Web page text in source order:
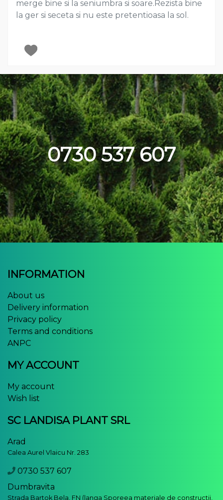
merge bine si la seniumbra si soare.Rezista bine
la ger si seceta si nu este pretentioasa la sol.
0730 537 607
INFORMATION
About us
Delivery information
Privacy policy
Terms and conditions
ANPC
MY ACCOUNT
My account
Wish list
SC LANDISA PLANT SRL
Arad
Calea Aurel Vlaicu Nr. 283
0730 537 607
Dumbravita
Strada Bartok Bela, FN (langa Sporeea materiale de constructii,